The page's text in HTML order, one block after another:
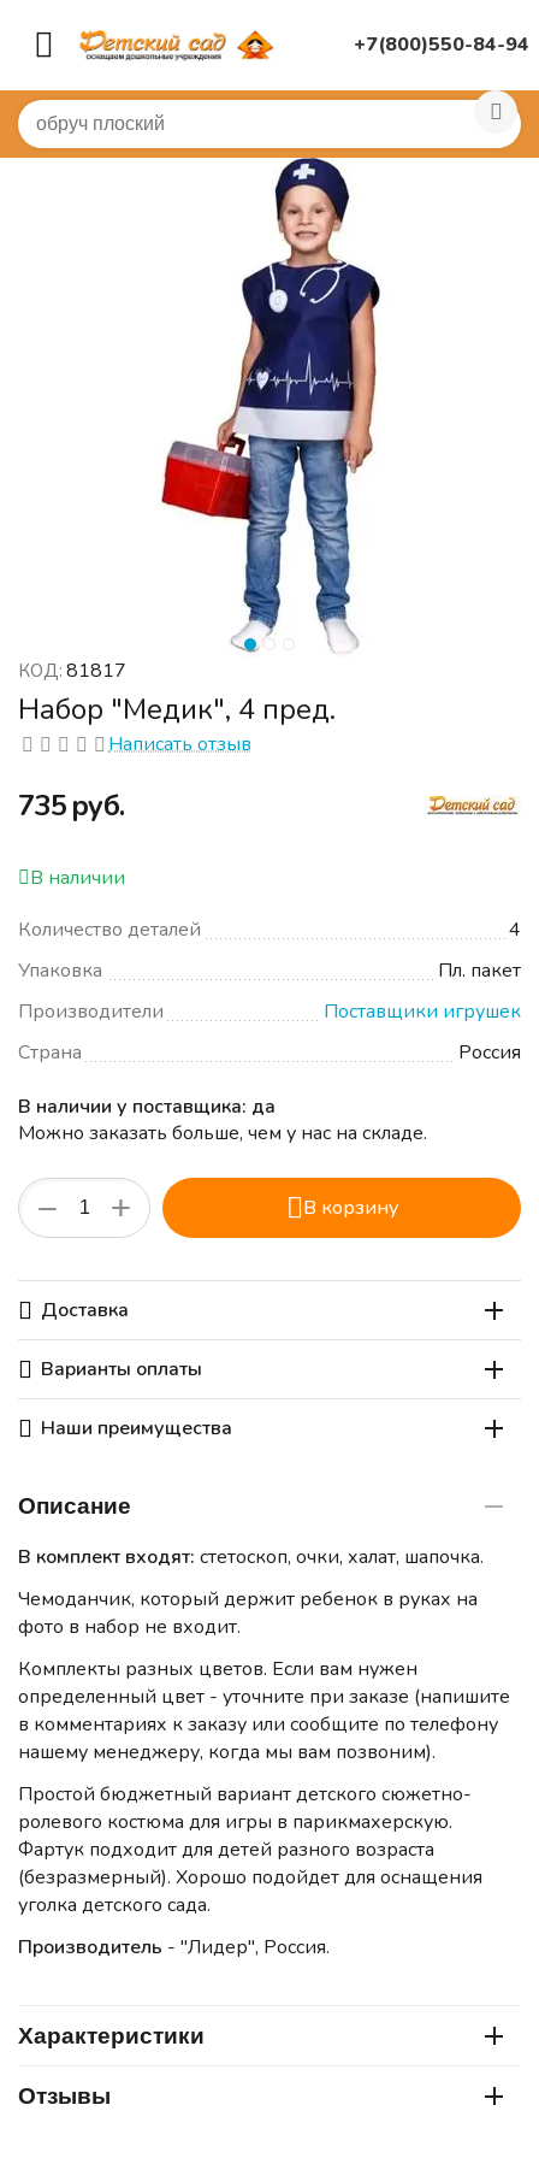
+7(800)550-84-94
Главная / КОСТЮМЫ Детские костюмы по
КОД: 81817
Набор "Медик", 4 пред.
Написать отзыв
‍735‍руб.
В наличии
Количество деталей
4
Упаковка
Пл. пакет
Производители
Поставщики игрушек
Страна
Россия
В наличии у поставщика: да
Можно заказать больше, чем у нас на складе.
+
− В корзину
Доставка
Варианты оплаты
Наши преимущества
Описание
В комплект входят: стетоскоп, очки, халат, шапочка.
Чемоданчик, который держит ребенок в руках на
фото в набор не входит.
Комплекты разных цветов. Если вам нужен
определенный цвет - уточните при заказе (напишите
в комментариях к заказу или сообщите по телефону
нашему менеджеру, когда мы вам позвоним).
Простой бюджетный вариант детского сюжетно-
ролевого костюма для игры в парикмахерскую.
Фартук подходит для детей разного возраста
(безразмерный). Хорошо подойдет для оснащения
уголка детского сада.
Производитель - "Лидер", Россия.
Характеристики
Отзывы